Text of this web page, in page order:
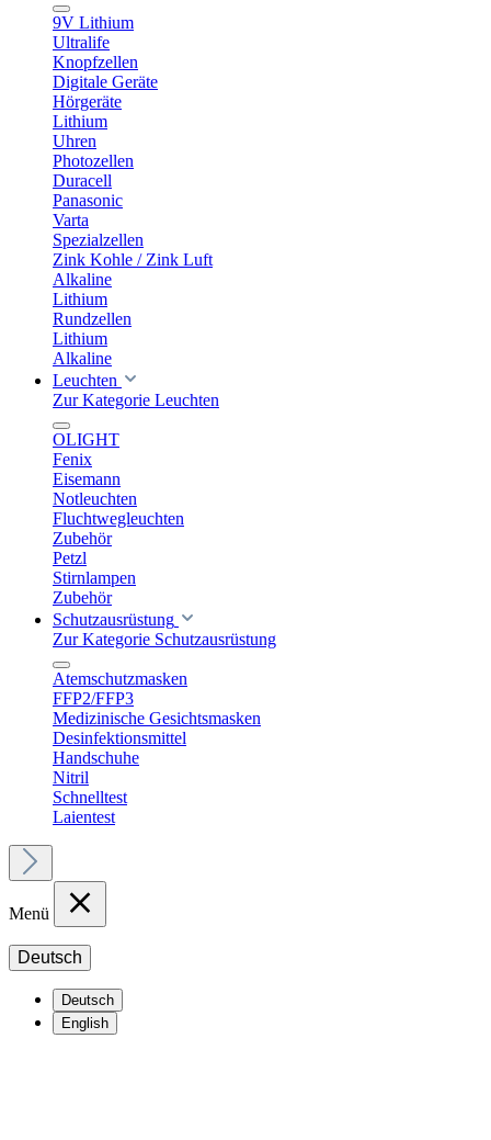
9V Lithium
Ultralife
Knopfzellen
Digitale Geräte
Hörgeräte
Lithium
Uhren
Photozellen
Duracell
Panasonic
Varta
Spezialzellen
Zink Kohle / Zink Luft
Alkaline
Lithium
Rundzellen
Lithium
Alkaline
Leuchten
Zur Kategorie Leuchten
OLIGHT
Fenix
Eisemann
Notleuchten
Fluchtwegleuchten
Zubehör
Petzl
Stirnlampen
Zubehör
Schutzausrüstung
Zur Kategorie Schutzausrüstung
Atemschutzmasken
FFP2/FFP3
Medizinische Gesichtsmasken
Desinfektionsmittel
Handschuhe
Nitril
Schnelltest
Laientest
Menü
Deutsch
Deutsch
English